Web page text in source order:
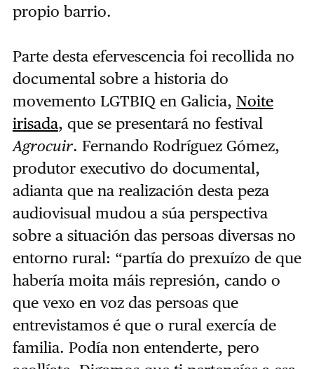
propio barrio.
Parte desta efervescencia foi recollida no
documental sobre a historia do
movemento LGTBIQ en Galicia, Noite
irisada, que se presentará no festival
Agrocuir. Fernando Rodríguez Gómez,
produtor executivo do documental,
adianta que na realización desta peza
audiovisual mudou a súa perspectiva
sobre a situación das persoas diversas no
entorno rural: “partía do prexuízo de que
habería moita máis represión, cando o
que vexo en voz das persoas que
entrevistamos é que o rural exercía de
familia. Podía non entenderte, pero